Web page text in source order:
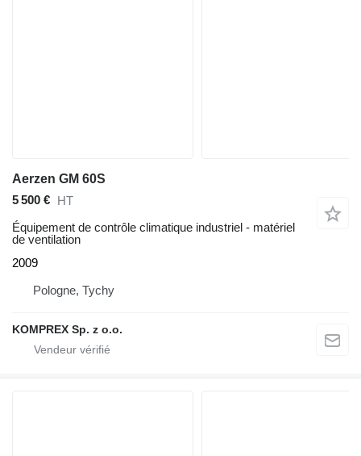
Aerzen GM 60S
5 500 € HT
Équipement de contrôle climatique industriel - matériel
de ventilation
2009
Pologne, Tychy
KOMPREX Sp. z o.o.